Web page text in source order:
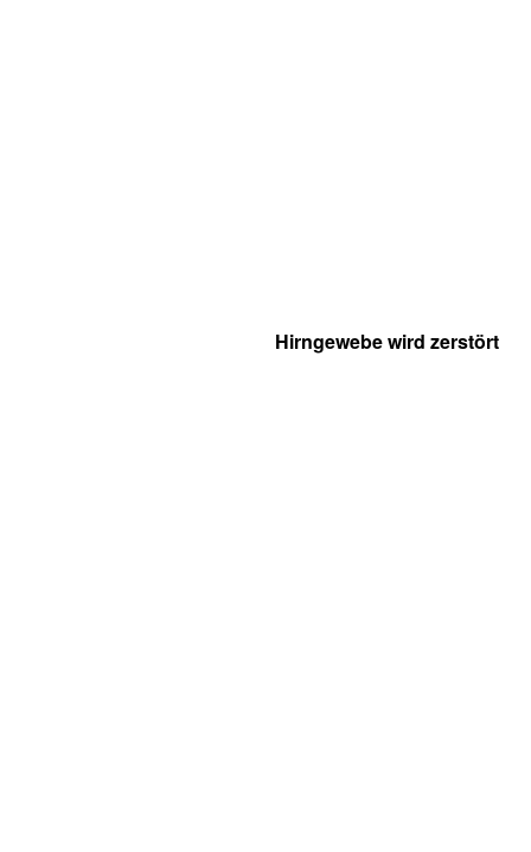
Hirngewebe wird zerstört